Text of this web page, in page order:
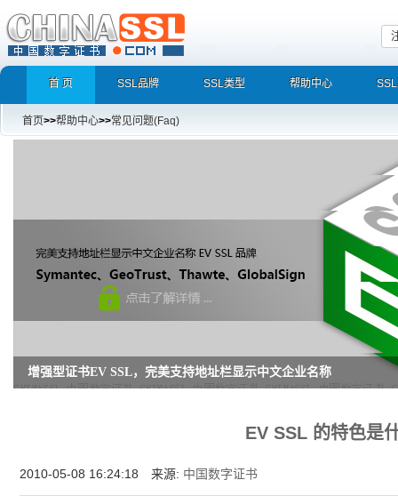
首 页 SSL品牌 SSL类型 帮助中心
首页>>帮助中心>>常见问题(Faq)
增强型证书EV SSL，完美支持地址栏显示中文企业名称
EV SSL 的特色是
2010-05-08 16:24:18 来源: 中国数字证书